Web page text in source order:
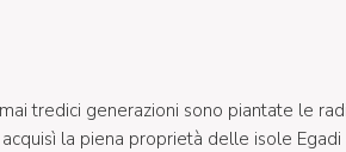
tredici generazioni sono piantate le
la piena proprietà delle isole